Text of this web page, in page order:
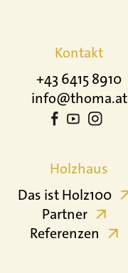
Kontakt
+43 6415 8910
info@thoma.at
Holzhaus
Das ist Holz100
Partner
Referenzen